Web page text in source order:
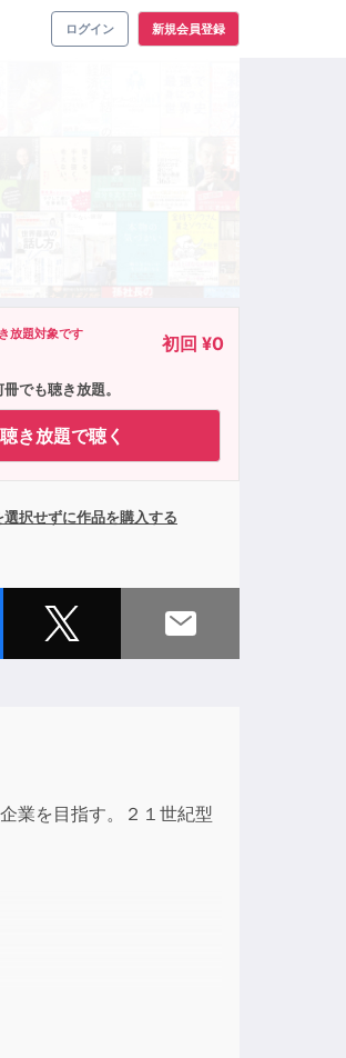
ログイン 新規会員登録
放題対象です 初回 ¥0
でも聴き放題。
聴き放題で聴く
選択せずに作品を購入する
業を目指す。２１世紀型